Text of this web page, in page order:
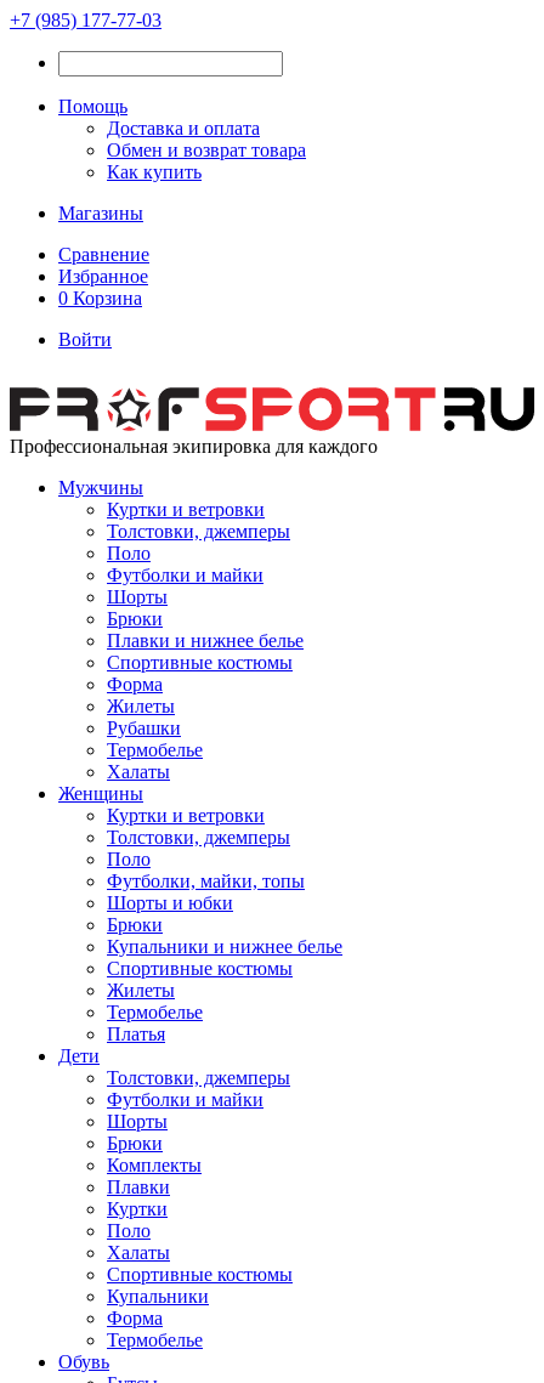
+7 (985) 177-77-03
Помощь
Доставка и оплата
Обмен и возврат товара
Как купить
Магазины
Сравнение
Избранное
0 Корзина
Войти
Профессиональная экипировка для каждого
Мужчины
Куртки и ветровки
Толстовки, джемперы
Поло
Футболки и майки
Шорты
Брюки
Плавки и нижнее белье
Спортивные костюмы
Форма
Жилеты
Рубашки
Термобелье
Халаты
Женщины
Куртки и ветровки
Толстовки, джемперы
Поло
Футболки, майки, топы
Шорты и юбки
Брюки
Купальники и нижнее белье
Спортивные костюмы
Жилеты
Термобелье
Платья
Дети
Толстовки, джемперы
Футболки и майки
Шорты
Брюки
Комплекты
Плавки
Куртки
Поло
Халаты
Спортивные костюмы
Купальники
Форма
Термобелье
Обувь